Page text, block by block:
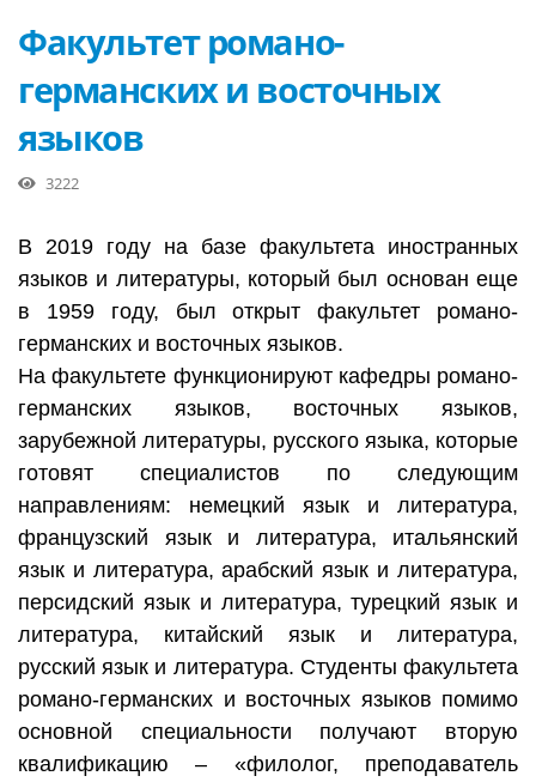
Факультет романо-
германских и восточных
языков
3222
В 2019 году на базе факультета иностранных
языков и литературы, который был основан еще
в 1959 году, был открыт факультет романо-
германских и восточных языков.
На факультете функционируют кафедры романо-
германских языков, восточных языков,
зарубежной литературы, русского языка, которые
готовят специалистов по следующим
направлениям: немецкий язык и литература,
французский язык и литература, итальянский
язык и литература, арабский язык и литература,
персидский язык и литература, турецкий язык и
литература, китайский язык и литература,
русский язык и литература. Студенты факультета
романо-германских и восточных языков помимо
основной специальности получают вторую
квалификацию – «филолог, преподаватель